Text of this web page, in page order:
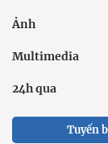
Ảnh
Multimedia
24h qua
Tuyến